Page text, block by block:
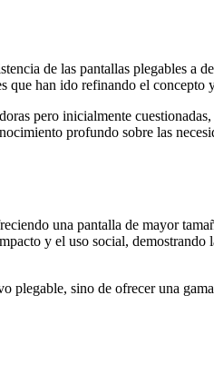
de las pantallas plegables a
que han ido refinando el
pero inicialmente
profundo sobre las
una pantalla de mayor
y el uso social, demostrando
plegable, sino de ofrecer una